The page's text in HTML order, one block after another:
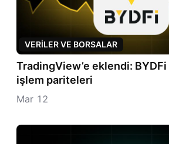
VERILER VE BORSALAR
TradingView’e eklendi:
işlem pariteleri
Mar 12